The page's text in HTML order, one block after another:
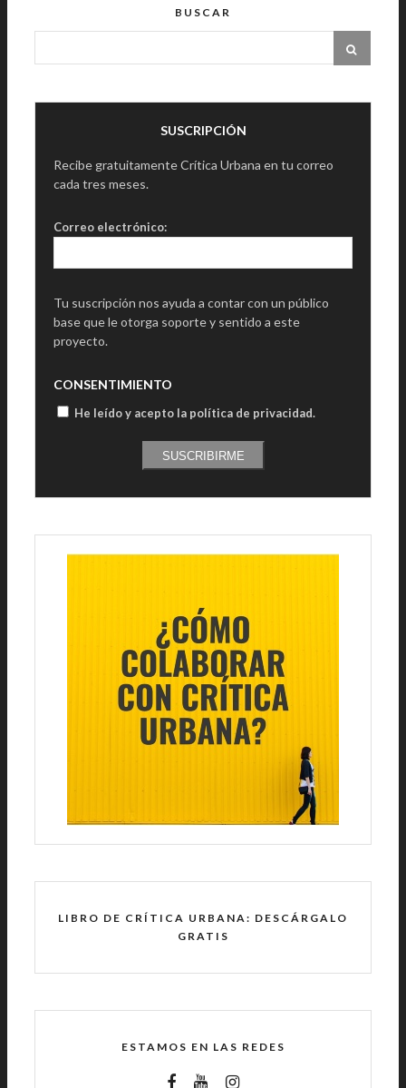
BUSCAR
SUSCRIPCIÓN
Recibe gratuitamente Crítica Urbana en tu correo
cada tres meses.
Correo electrónico:
Tu suscripción nos ayuda a contar con un público
base que le otorga soporte y sentido a este
proyecto.
CONSENTIMIENTO
He leído y acepto la política de privacidad.
SUSCRIBIRME
LIBRO DE CRÍTICA URBANA: DESCÁRGALO
GRATIS
ESTAMOS EN LAS REDES